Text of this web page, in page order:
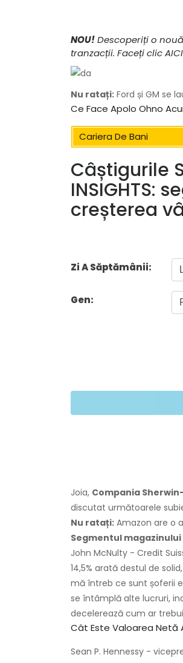
NOU!Descoperiți o
tranzacții. Faceți clic
Nu ratați: Ford și GM se
Ce Face Apolo Ohno
Cariera De Bani
Câștigurile
INSIGHTS:
creșterea
Zi A Săptămânii:
Gen:
Joia, Compania
discutat următoarele
Nu ratați: Amazon are o
Segmentul magazinului
John McNulty - Credit
14,5% arată destul de
mă întreb ce sunt șoferii
se întâmplă alte lucruri,
decelerează cum ar
Cât Este Valoarea Netă
Sean P. Hennessy -